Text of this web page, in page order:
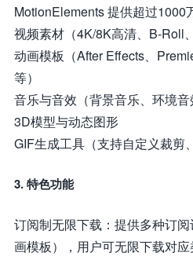
MotionElements 提供超过1000
视频素材（4K/8K高清、B-Roll
动画模板（After Effects、
等）
音乐与音效（背景音乐、环境音
3D模型与动态图形
GIF生成工具（支持自定义裁剪
3. 特色功能
订阅制无限下载：提供多种订
画模板），用户可无限下载对应